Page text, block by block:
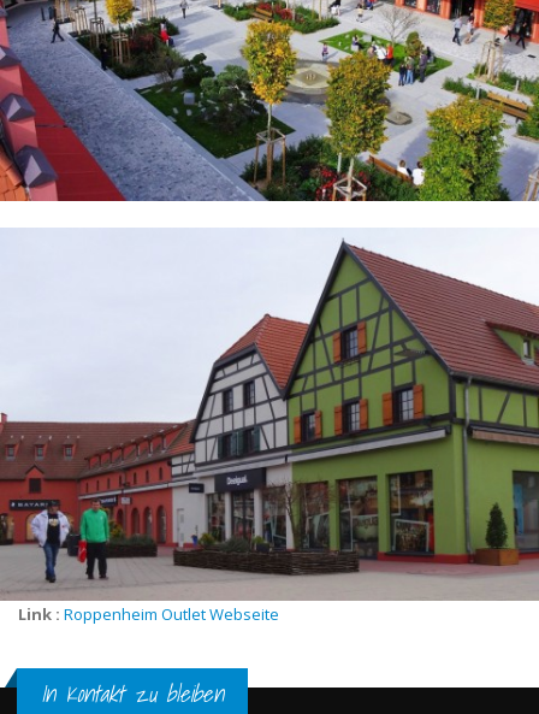
Quiksilver, Rich & Royal, Salamander, Salomon, Samsonite,
Segafredo Zanetti, Seidensticker, Sol'ere, Stefanel, Superdry, The
Body Shop, The Kooples, The North Face, Timberland, Tom Tailor,
Tommy Hilfiger, Tradition des Vosges, Trussardi, United colors of
Benetton, Villeroy & Boch, Volcom, Watch Station International,
Wellensteyn, WMF,
Link : Roppenheim Outlet Webseite
In Kontakt zu bleiben